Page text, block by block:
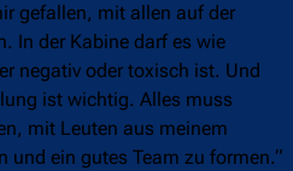
gefallen, mit allen auf der
In der Kabine darf es wie
negativ oder toxisch ist. Und
ist wichtig. Alles muss
mit Leuten aus meinem
und ein gutes Team zu formen.“